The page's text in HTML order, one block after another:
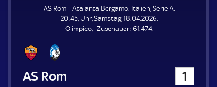
E
L
E
N
AS Rom - Atalanta Bergamo. Italien, Serie A.
20:45, Uhr, Samstag, 18.04.2026.
Olimpico
Zuschauer: Z
61.474.
AS Rom 1